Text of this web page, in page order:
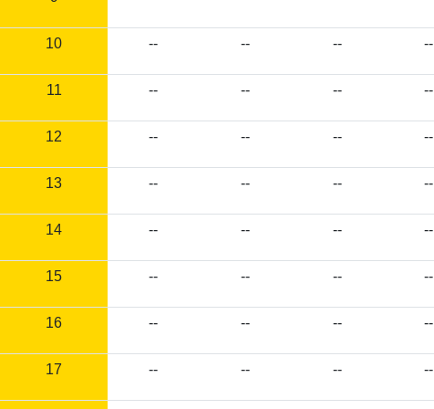
10 -- -- -- --
11 -- -- -- --
12 -- -- -- --
13 -- -- -- --
14 -- -- -- --
15 -- -- -- --
16 -- -- -- --
17 -- -- -- --